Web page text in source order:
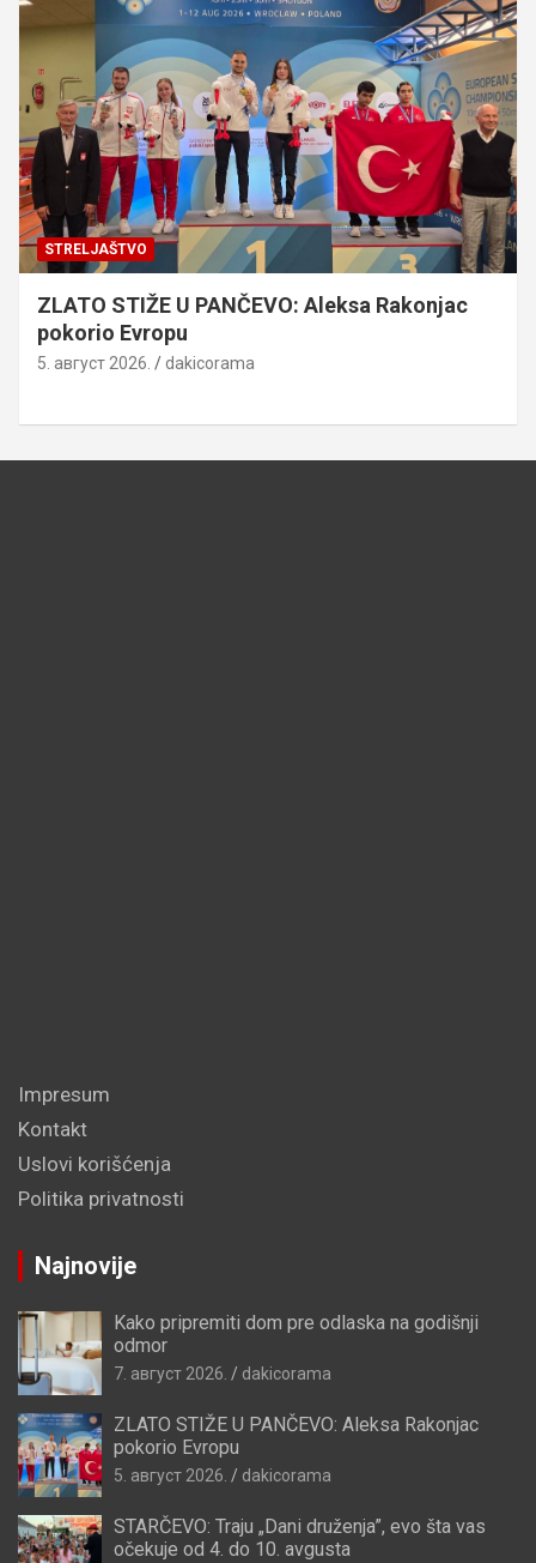
STRELJAŠTVO
ZLATO STIŽE U PANČEVO: Aleksa Rakonjac
pokorio Evropu
5. август 2026. dakicorama
Impresum
Kontakt
Uslovi korišćenja
Politika privatnosti
Najnovije
Kako pripremiti dom pre odlaska na godišnji
odmor
7. август 2026. dakicorama
ZLATO STIŽE U PANČEVO: Aleksa Rakonjac
pokorio Evropu
5. август 2026. dakicorama
STARČEVO: Traju „Dani druženja”, evo šta vas
očekuje od 4. do 10. avgusta